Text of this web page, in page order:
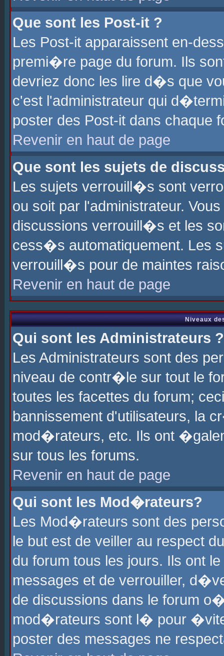
Que sont les Post-it ?
Les Post-it apparaissent en-
premi�re page du forum. Ils
devriez donc les lire d�s que
c'est l'administrateur qui
poster des Post-it dans chaque
Revenir en haut de page
Que sont les sujets de
Les sujets verrouill�s sont
ou soit par l'administrateur.
discussions verrouill�s et les
cess�s automatiquement. Les
verrouill�s pour de maintes
Revenir en haut de page
Niveaux
Qui sont les Administrateurs ?
Les Administrateurs sont des
niveau de contr�le sur tout le
toutes les facettes du forum;
bannissement d'utilisateurs, la
mod�rateurs, etc. Ils ont
sur tous les forums.
Revenir en haut de page
Qui sont les Mod�rateurs?
Les Mod�rateurs sont des
le but est de veiller au respect
du forum tous les jours. Ils ont
messages et de verrouiller,
de discussions dans le forum
mod�rateurs sont l� pour
poster des messages ne